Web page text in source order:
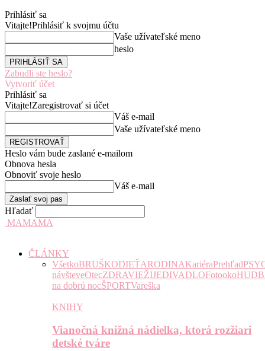
Prihlásiť sa
Vitajte!Prihlásiť k svojmu účtu
Vaše užívateľské meno
heslo
Zabudli ste heslo?
Vytvoriť účet
Prihlásiť sa
Vitajte!Zaregistrovať si účet
Váš e-mail
Vaše užívateľské meno
Heslo vám bude zaslané e-mailom
Obnova hesla
Obnoviť svoje heslo
Váš e-mail
Hľadať
MAMAMA
ČLÁNKY
VšetkoBRUŠKODIEŤARODINAKariéraPrehľad
návšteveOtecZDRAVIEŽIJEDIVADLOFotooko
na dobrú nocŠPORTVareška
KNIHY
Vianočná knižná nádielka, ktorá rozžiari
detské tváre